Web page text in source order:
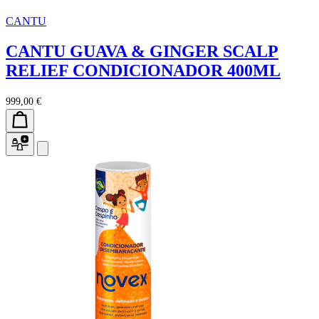
CANTU
CANTU GUAVA & GINGER SCALP
RELIEF CONDICIONADOR 400ML
999,00 €